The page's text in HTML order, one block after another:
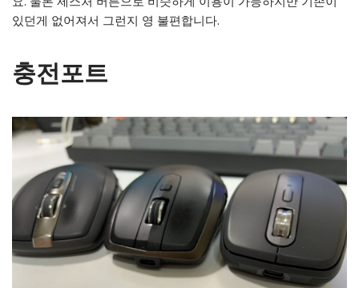
있던게 없어져서 그런지 영 불편합니다.
충전포트